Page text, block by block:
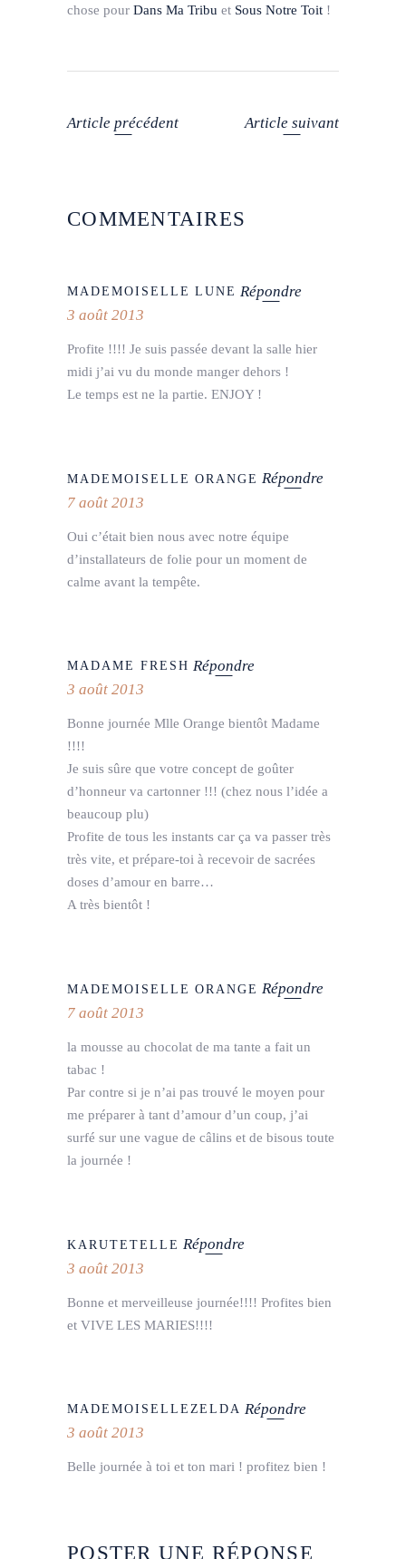
chose pour Dans Ma Tribu et Sous Notre Toit !
Article précédent Article suivant
COMMENTAIRES
MADEMOISELLE LUNE Répondre
3 août 2013
Profite !!!! Je suis passée devant la salle hier
midi j’ai vu du monde manger dehors !
Le temps est ne la partie. ENJOY !
MADEMOISELLE ORANGE Répondre
7 août 2013
Oui c’était bien nous avec notre équipe
d’installateurs de folie pour un moment de
calme avant la tempête.
MADAME FRESH Répondre
3 août 2013
Bonne journée Mlle Orange bientôt Madame
!!!!
Je suis sûre que votre concept de goûter
d’honneur va cartonner !!! (chez nous l’idée a
beaucoup plu)
Profite de tous les instants car ça va passer très
très vite, et prépare-toi à recevoir de sacrées
doses d’amour en barre…
A très bientôt !
MADEMOISELLE ORANGE Répondre
7 août 2013
la mousse au chocolat de ma tante a fait un
tabac !
Par contre si je n’ai pas trouvé le moyen pour
me préparer à tant d’amour d’un coup, j’ai
surfé sur une vague de câlins et de bisous toute
la journée !
KARUTETELLE Répondre
3 août 2013
Bonne et merveilleuse journée!!!! Profites bien
et VIVE LES MARIES!!!!
MADEMOISELLEZELDA Répondre
3 août 2013
Belle journée à toi et ton mari ! profitez bien !
POSTER UNE RÉPONSE